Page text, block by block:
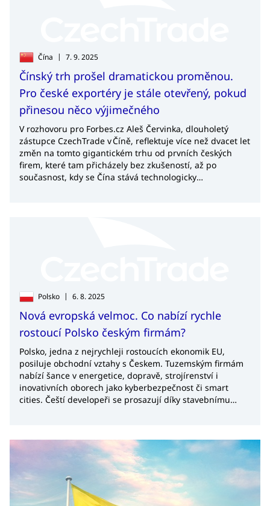
Čína | 7. 9. 2025
Čínský trh prošel dramatickou proměnou.
Pro české exportéry je stále otevřený, pokud
přinesou něco výjimečného
V rozhovoru pro Forbes.cz Aleš Červinka, dlouholetý
zástupce CzechTrade v Číně, reflektuje více než dvacet let
změn na tomto gigantickém trhu od prvních českých
firem, které tam přicházely bez zkušeností, až po
současnost, kdy se Čína stává technologicky
Polsko | 6. 8. 2025
Nová evropská velmoc. Co nabízí rychle
rostoucí Polsko českým firmám?
Polsko, jedna z nejrychleji rostoucích ekonomik EU,
posiluje obchodní vztahy s Českem. Tuzemským firmám
nabízí šance v energetice, dopravě, strojírenství i
inovativních oborech jako kyberbezpečnost či smart
cities. Čeští developeři se prosazují díky stavebnímu